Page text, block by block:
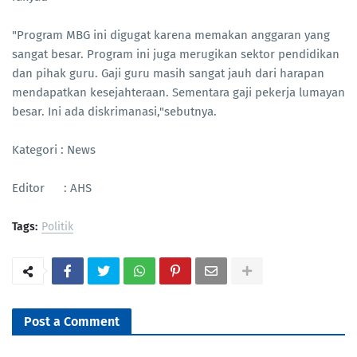
"Program MBG ini digugat karena memakan anggaran yang
sangat besar. Program ini juga merugikan sektor pendidikan
dan pihak guru. Gaji guru masih sangat jauh dari harapan
mendapatkan kesejahteraan. Sementara gaji pekerja lumayan
besar. Ini ada diskrimanasi,"sebutnya.
Kategori : News
Editor : AHS
Tags: Politik
Post a Comment